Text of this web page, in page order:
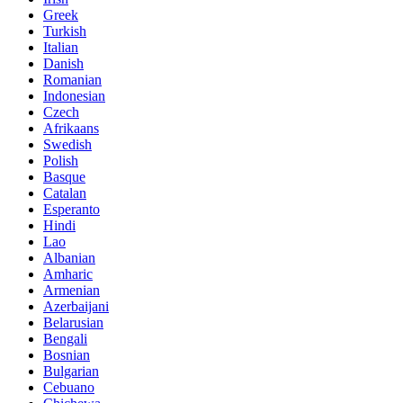
Greek
Turkish
Italian
Danish
Romanian
Indonesian
Czech
Afrikaans
Swedish
Polish
Basque
Catalan
Esperanto
Hindi
Lao
Albanian
Amharic
Armenian
Azerbaijani
Belarusian
Bengali
Bosnian
Bulgarian
Cebuano